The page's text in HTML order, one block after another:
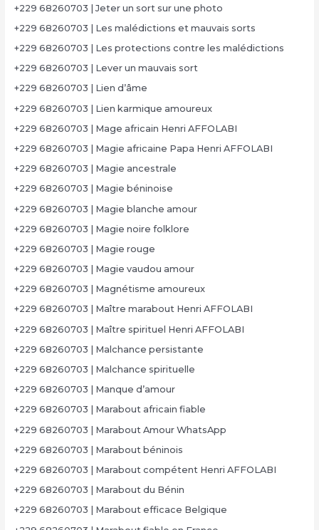
+229 68260703 | Jeter un sort sur une photo
+229 68260703 | Les malédictions et mauvais sorts
+229 68260703 | Les protections contre les malédictions
+229 68260703 | Lever un mauvais sort
+229 68260703 | Lien d’âme
+229 68260703 | Lien karmique amoureux
+229 68260703 | Mage africain Henri AFFOLABI
+229 68260703 | Magie africaine Papa Henri AFFOLABI
+229 68260703 | Magie ancestrale
+229 68260703 | Magie béninoise
+229 68260703 | Magie blanche amour
+229 68260703 | Magie noire folklore
+229 68260703 | Magie rouge
+229 68260703 | Magie vaudou amour
+229 68260703 | Magnétisme amoureux
+229 68260703 | Maître marabout Henri AFFOLABI
+229 68260703 | Maître spirituel Henri AFFOLABI
+229 68260703 | Malchance persistante
+229 68260703 | Malchance spirituelle
+229 68260703 | Manque d’amour
+229 68260703 | Marabout africain fiable
+229 68260703 | Marabout Amour WhatsApp
+229 68260703 | Marabout béninois
+229 68260703 | Marabout compétent Henri AFFOLABI
+229 68260703 | Marabout du Bénin
+229 68260703 | Marabout efficace Belgique